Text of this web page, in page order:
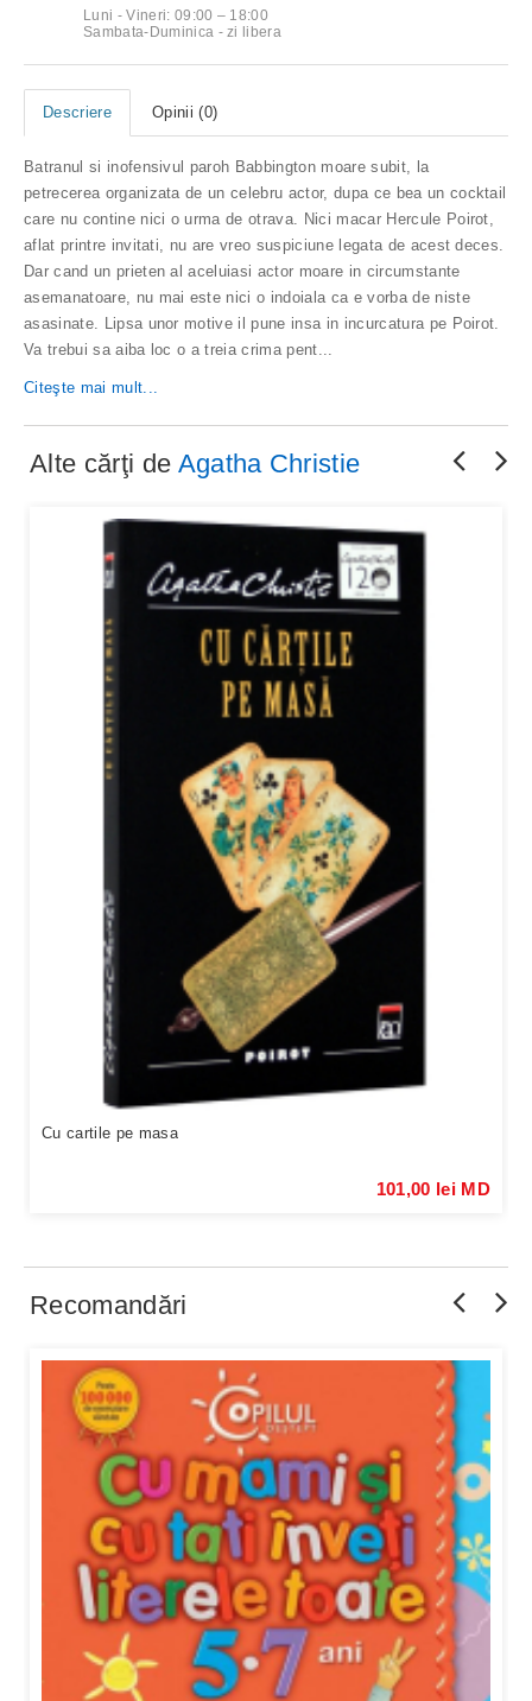
Luni - Vineri: 09:00 – 18:00
Sambata-Duminica - zi libera
Descriere Opinii (0)
Batranul si inofensivul paroh Babbington moare subit, la
petrecerea organizata de un celebru actor, dupa ce bea un cocktail
care nu contine nici o urma de otrava. Nici macar Hercule Poirot,
aflat printre invitati, nu are vreo suspiciune legata de acest deces.
Dar cand un prieten al aceluiasi actor moare in circumstante
asemanatoare, nu mai este nici o indoiala ca e vorba de niste
asasinate. Lipsa unor motive il pune insa in incurcatura pe Poirot.
Va trebui sa aiba loc o a treia crima pent...
Citeşte mai mult...
Alte cărţi de Agatha Christie
Cu cartile pe masa
101,00 lei MD
Recomandări